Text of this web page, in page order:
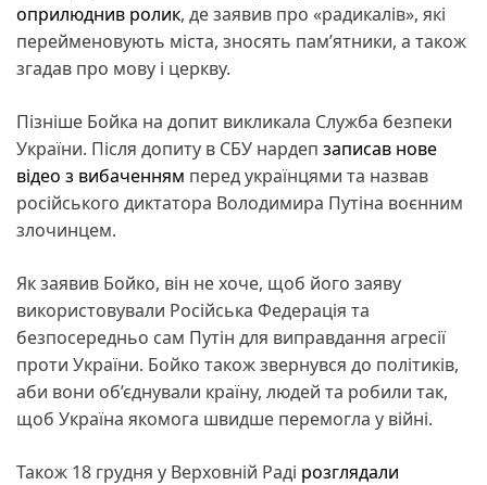
оприлюднив ролик, де заявив про «радикалів», які
перейменовують міста, зносять памʼятники, а також
згадав про мову і церкву.
Пізніше Бойка на допит викликала Служба безпеки
України. Після допиту в СБУ нардеп записав нове
відео з вибаченням перед українцями та назвав
російського диктатора Володимира Путіна воєнним
злочинцем.
Як заявив Бойко, він не хоче, щоб його заяву
використовували Російська Федерація та
безпосередньо сам Путін для виправдання агресії
проти України. Бойко також звернувся до політиків,
аби вони об’єднували країну, людей та робили так,
щоб Україна якомога швидше перемогла у війні.
Також 18 грудня у Верховній Раді розглядали